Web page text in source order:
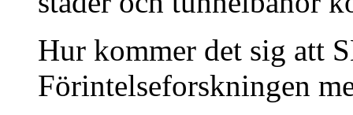
Hur kommer det sig att
Förintelseforskningen